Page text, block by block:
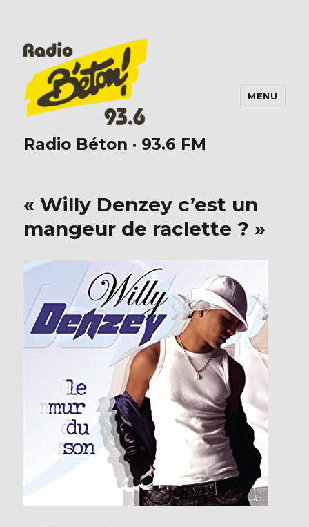
Radio Béton · 93.6 FM
MENU
« Willy Denzey c’est un
mangeur de raclette ? »